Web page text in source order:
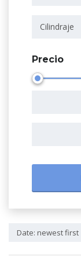
Cilindraje
Precio
Date: newest first